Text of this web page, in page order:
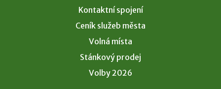
Kontaktní spojení
Ceník služeb města
Volná místa
Stánkový prodej
Volby 2026